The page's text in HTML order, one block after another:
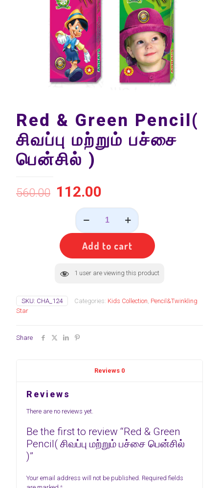
Red & Green Pencil(
சிவப்பு மற்றும் பச்சை
பென்சில் )
560.00 112.00
Red
Green
சிவப்பு
மற்றும்
பென்சில்
Add to cart
1 user are viewing this product
SKU: CHA_124 Categories: Kids Collection, Pencil&Twinkling
Star
Share
Reviews 0
Reviews
There are no reviews yet.
Be the first to review “Red & Green
Pencil( சிவப்பு மற்றும் பச்சை பென்சில்
)”
Your email address will not be published. Required fields